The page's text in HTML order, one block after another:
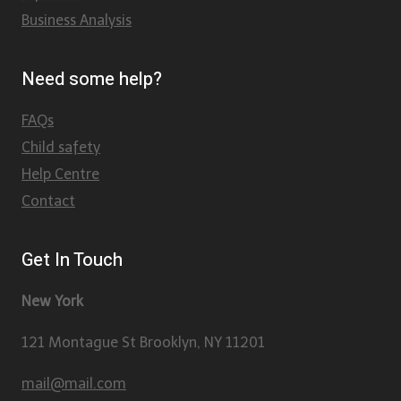
Business Analysis
Need some help?
FAQs
Child safety
Help Centre
Contact
Get In Touch
New York
121 Montague St Brooklyn, NY 11201
mail@mail.com